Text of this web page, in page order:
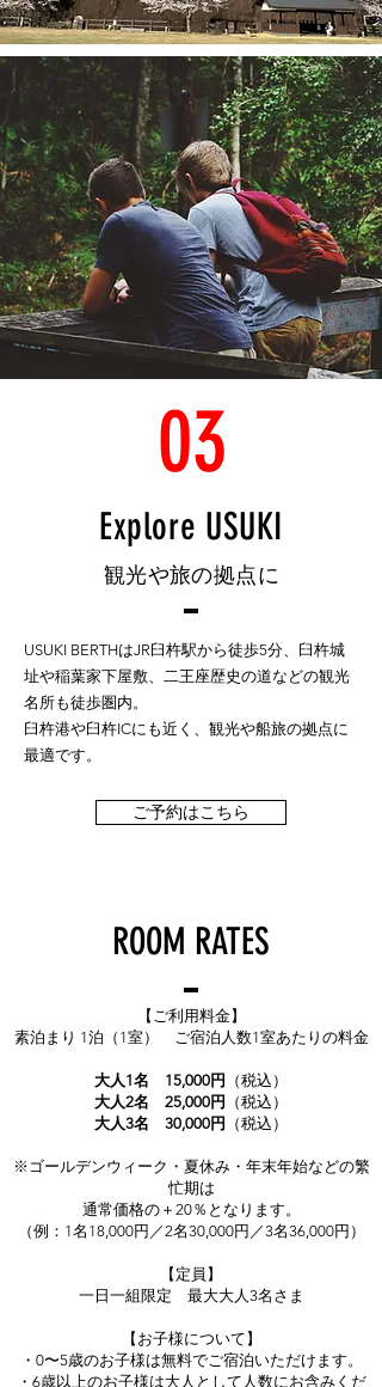
03
Explore USUKI
観光や旅の拠点に
USUKI BERTHはJR臼杵駅から徒歩5分、臼杵城
址や稲葉家下屋敷、二王座歴史の道などの観光
名所も徒歩圏内。
臼杵港や臼杵ICにも近く、観光や船旅の拠点に
最適です。
ご予約はこちら
ROOM RATES
【ご利用料金】
素泊まり 1泊（1室） ご宿泊人数1室あたりの料金
大人1名 15,000円
（税込）
大人2名 25,000円
（税込）
大人3名 30,000円
（税込）
※ゴールデンウィーク・夏休み・年末年始などの繁
忙期は
通常価格の＋20％となります。
（例：1名18,000円／2名30,000円／3名36,000円）
【定員】
一日一組限定 最大大人3名さま
【お子様について】
・0〜5歳のお子様は無料でご宿泊いただけます。
・6歳以上のお子様は大人として人数にお含みくだ